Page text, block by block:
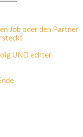
Job oder den Partner
UND echter